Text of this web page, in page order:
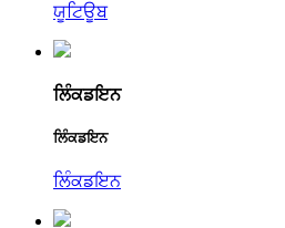
ਯੂਟਿਊਬ
ਲਿੰਕਡਇਨ
ਲਿੰਕਡਇਨ
ਲਿੰਕਡਇਨ